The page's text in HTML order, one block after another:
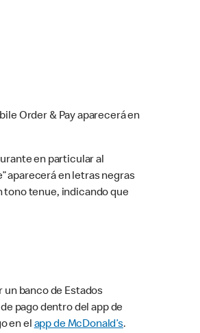
Order & Pay aparecerá en
en particular al
aparecerá en letras negras
tono tenue, indicando que
banco de Estados
pago dentro del app de
en elapp de McDonald’s.